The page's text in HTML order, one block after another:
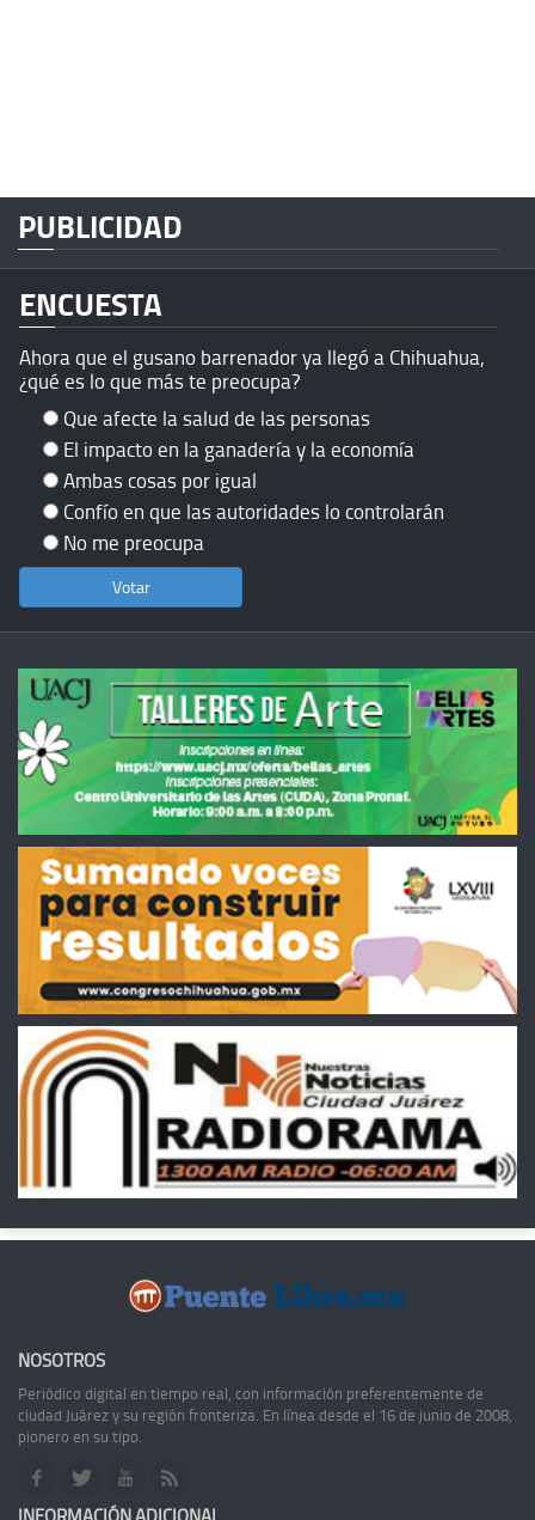
PUBLICIDAD
ENCUESTA
Ahora que el gusano barrenador ya llegó a Chihuahua,
¿qué es lo que más te preocupa?
Que afecte la salud de las personas
El impacto en la ganadería y la economía
Ambas cosas por igual
Confío en que las autoridades lo controlarán
No me preocupa
NOSOTROS
Periódico digital en tiempo real, con información preferentemente de
ciudad Juárez y su región fronteriza. En línea desde el 16 de junio de 2008,
pionero en su tipo.